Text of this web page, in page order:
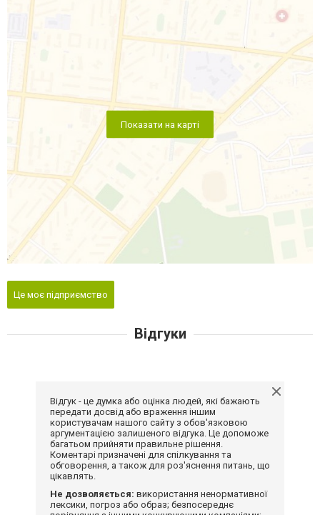
Показати на карті
Це моє підприємство
Відгуки
Відгук - це думка або оцінка людей, які бажають
передати досвід або враження іншим
користувачам нашого сайту з обов'язковою
аргументацією залишеного відгука. Це допоможе
багатьом прийняти правильне рішення.
Коментарі призначені для спілкування та
обговорення, а також для роз'яснення питань, що
цікавлять.
Не дозволяється: використання ненормативної
лексики, погроз або образ; безпосереднє